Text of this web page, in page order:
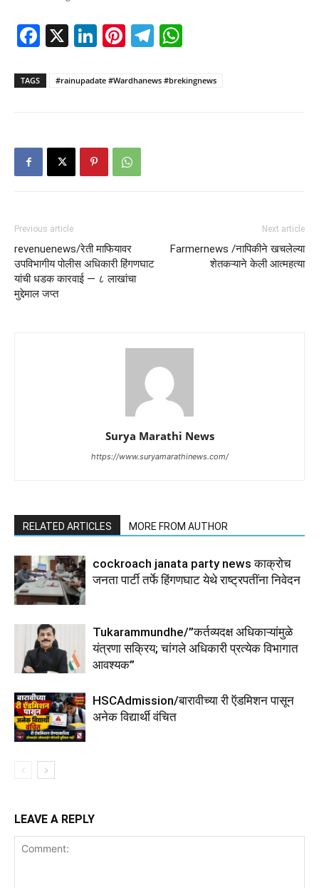
Facebook
X LinkedIn
Pinterest
Telegram
TAGS #rainupadate #Wardhanews #brekingnews
Previous article
revenuenews/रेती माफियावर
उपविभागीय पोलीस अधिकारी हिंगणघाट
यांची धडक कारवाई — ८ लाखांचा
मुद्देमाल जप्त
Next article
Farmernews /नापिकीने खचलेल्या
शेतकऱ्याने केली आत्महत्या
Surya Marathi News
https://www.suryamarathinews.com/
RELATED ARTICLES MORE FROM AUTHOR
cockroach janata party news काक्रोच
जनता पार्टी तर्फे हिंगणघाट येथे राष्ट्रपतींना निवेदन
Tukarammundhe/”कर्तव्यदक्ष अधिकाऱ्यांमुळे
यंत्रणा सक्रिय; चांगले अधिकारी प्रत्येक विभागात
आवश्यक”
HSCAdmission/बारावीच्या री ऍडमिशन पासून
अनेक विद्यार्थी वंचित
LEAVE A REPLY